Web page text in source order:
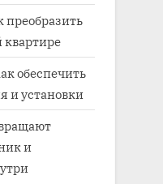
преобразить
квартире
обеспечить
и установки
и